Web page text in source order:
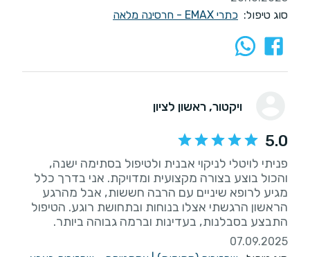
סוג טיפול: כתרי EMAX - חרסינה מלאה
ויקטור, ראשון לציון
5.0
פניתי לויטלי לניקוי אבנית ולטיפול בסתימה ישנה,
והכול בוצע בצורה מקצועית ומדויקת. אני בדרך כלל
מגיע לרופא שיניים עם הרבה חששות, אבל מהרגע
הראשון הרגשתי אצלו בנוחות ובתחושת רוגע. הטיפול
התבצע בסבלנות, בעדינות וברמה גבוהה ביותר.
07.09.2025